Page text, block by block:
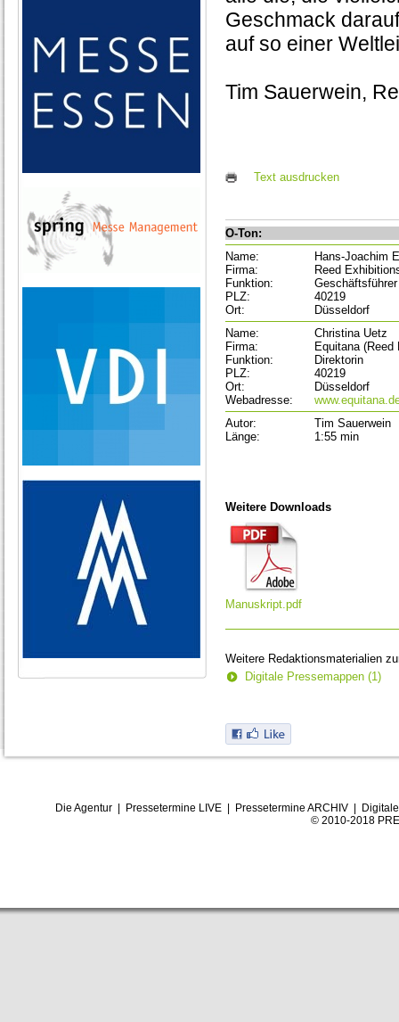
Geschmack
auf so einer
Tim Sauerwein,
Text ausdrucken
O-Ton:
Name:
Hans-Joachim
Firma:
Reed
Funktion:
Geschäftsführer
PLZ:
40219
Ort:
Düsseldorf
Name:
Christina Uetz
Firma:
Equitana (Reed
Funktion:
Direktorin
PLZ:
40219
Ort:
Düsseldorf
Webadresse:
Autor:
Tim Sauerwein
Länge:
1:55 min
Weitere Downloads
Manuskript.pdf
Weitere Redaktionsmaterialien
Digitale Pressemappen (1)
Die Agentur| Pressetermine LIVE| Pressetermine ARCHIV|
© 2010-2018